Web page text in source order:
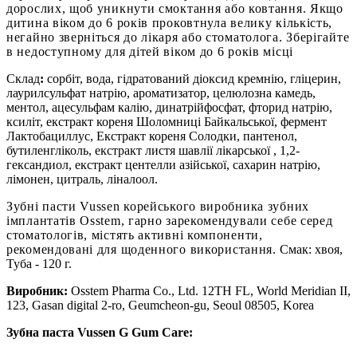
дорослих, щоб уникнути смоктання або ковтання. Якщо
дитина віком до 6 років проковтнула велику кількість,
негайно зверніться до лікаря або стоматолога. Зберігайте
в недоступному для дітей віком до 6 років місці
Склад: cорбіт, вода, гідратований діоксид кремнію, гліцерин,
лаурилсульфат натрію, ароматизатор, целюлозна камедь,
ментол, ацесульфам калію, динатрійфосфат, фторид натрію,
ксиліт, екстракт кореня Шоломниці Байкальської, фермент
Лактобациллус, Екстракт кореня Солодки, пантенол,
бутиленгліколь, екстракт листя шавлії лікарської , 1,2-
гександиол, екстракт центелли азійської, сахарин натрію,
лімонен, цитраль, ліналоол.
Зубні пасти Vussen корейського виробника зубних
імплантатів Osstem, гарно зарекомендували себе серед
стоматологів, містять активні компоненти,
рекомендовані для щоденного використання.Смак: хвоя,
Туба - 120 г.
Виробник: Osstem Pharma Co., Ltd. 12TH FL, World Meridian II,
123, Gasan digital 2-ro, Geumcheon-gu, Seoul 08505, Korea
Зубна паста Vussen G Gum Care: